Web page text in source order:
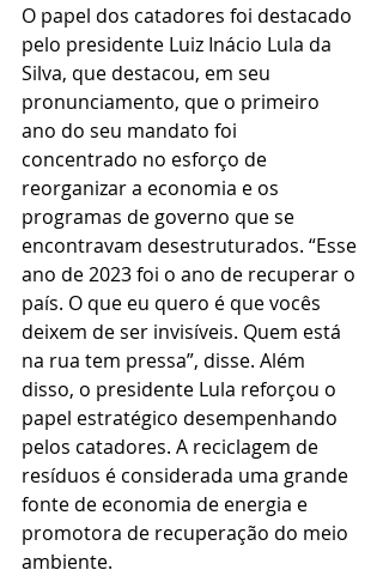
O papel dos catadores foi destacado
pelo presidente Luiz Inácio Lula da
Silva, que destacou, em seu
pronunciamento, que o primeiro
ano do seu mandato foi
concentrado no esforço de
reorganizar a economia e os
programas de governo que se
encontravam desestruturados. “Esse
ano de 2023 foi o ano de recuperar o
país. O que eu quero é que vocês
deixem de ser invisíveis. Quem está
na rua tem pressa”, disse. Além
disso, o presidente Lula reforçou o
papel estratégico desempenhando
pelos catadores. A reciclagem de
resíduos é considerada uma grande
fonte de economia de energia e
promotora de recuperação do meio
ambiente.